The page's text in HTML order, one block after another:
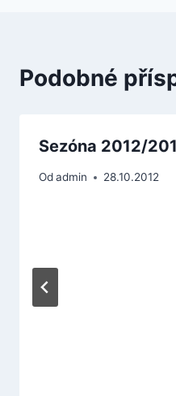
Podobné
Sezóna 2012/
Odadmin 28.10.2012